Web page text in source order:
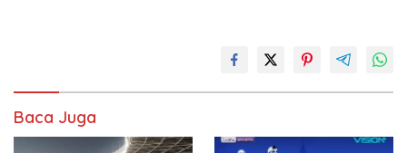
Baca Juga